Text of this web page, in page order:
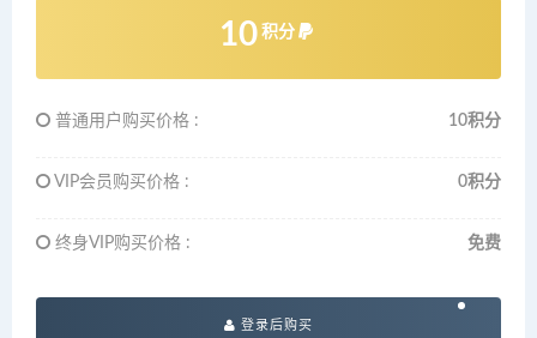
10 积分
普通用户购买价格 : 10积分
VIP会员购买价格 : 0积分
终身VIP购买价格 : 免费
登录后购买